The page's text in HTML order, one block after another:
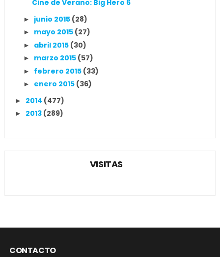
Cine de Verano: Big Hero 6
► junio 2015 (28)
► mayo 2015 (27)
► abril 2015 (30)
► marzo 2015 (57)
► febrero 2015 (33)
► enero 2015 (36)
► 2014 (477)
► 2013 (289)
VISITAS
CONTACTO